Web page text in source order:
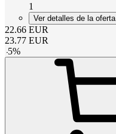
1
Ver detalles de la oferta
22.66 EUR
23.77 EUR
-5%